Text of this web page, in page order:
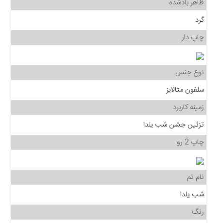
ظاهر بادشده
گرد
چاپ دار
نوع جنس
سلفون متالایز
زمینه کاربرد
تزئین جشن شب یلدا
چاپ 2 رو
نام تم
شب یلدا
رنگ